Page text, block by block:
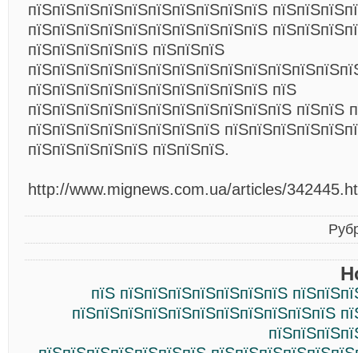
пїЅпїЅпїЅпїЅпїЅпїЅпїЅпїЅпїЅпїЅ
пїЅпїЅпїЅпїЅпїЅпїЅпїЅпїЅпїЅпїЅ
пїЅпїЅпїЅпїЅпїЅ пїЅпїЅпїЅ
пїЅпїЅпїЅпїЅпїЅпїЅпїЅпїЅпїЅпїЅ пїЅ
пїЅпїЅпїЅпїЅпїЅпїЅпїЅпїЅпїЅпїЅпїЅ пїЅпїЅ
пїЅпїЅпїЅпїЅпїЅпїЅпїЅпїЅ
пїЅпїЅпїЅпїЅпїЅ пїЅпїЅпїЅ.
http://www.mignews.com.ua/articles/
пїЅ пїЅпїЅпїЅпїЅпїЅпїЅпїЅ
пїЅпїЅпїЅпїЅпїЅпїЅпїЅпїЅпїЅпїЅпїЅ